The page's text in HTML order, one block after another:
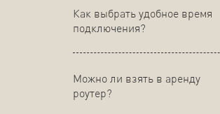
Как выбрать удобное время
подключения?
Можно ли взять в аренду
роутер?